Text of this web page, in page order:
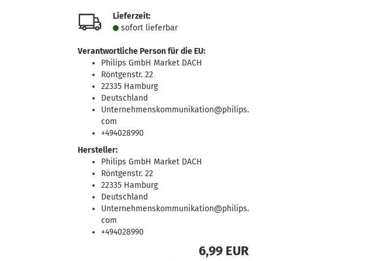
Lieferzeit:
sofort lie­fer­bar
Verantwortliche Person für die EU:
Philips GmbH Market DACH
Röntgenstr. 22
22335 Hamburg
Deutschland
Unternehmenskommunikation@philips.
com
+494028990
Hersteller:
Philips GmbH Market DACH
Röntgenstr. 22
22335 Hamburg
Deutschland
Unternehmenskommunikation@philips.
com
+494028990
6,99 EUR